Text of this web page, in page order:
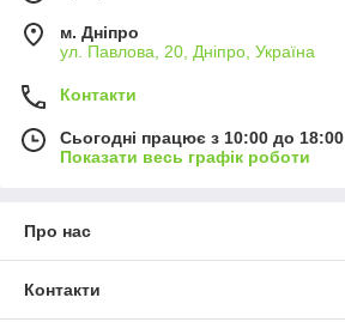
м. Дніпро
ул. Павлова, 20, Дніпро, Україна
Контакти
Сьогодні працює з 10:00 до 18:00
Показати весь графік роботи
Про нас
Контакти